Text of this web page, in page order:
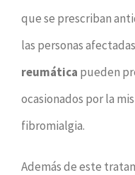
que se prescriban
las personas
reumática pueden
ocasionados por la
fibromialgia.
Además de este